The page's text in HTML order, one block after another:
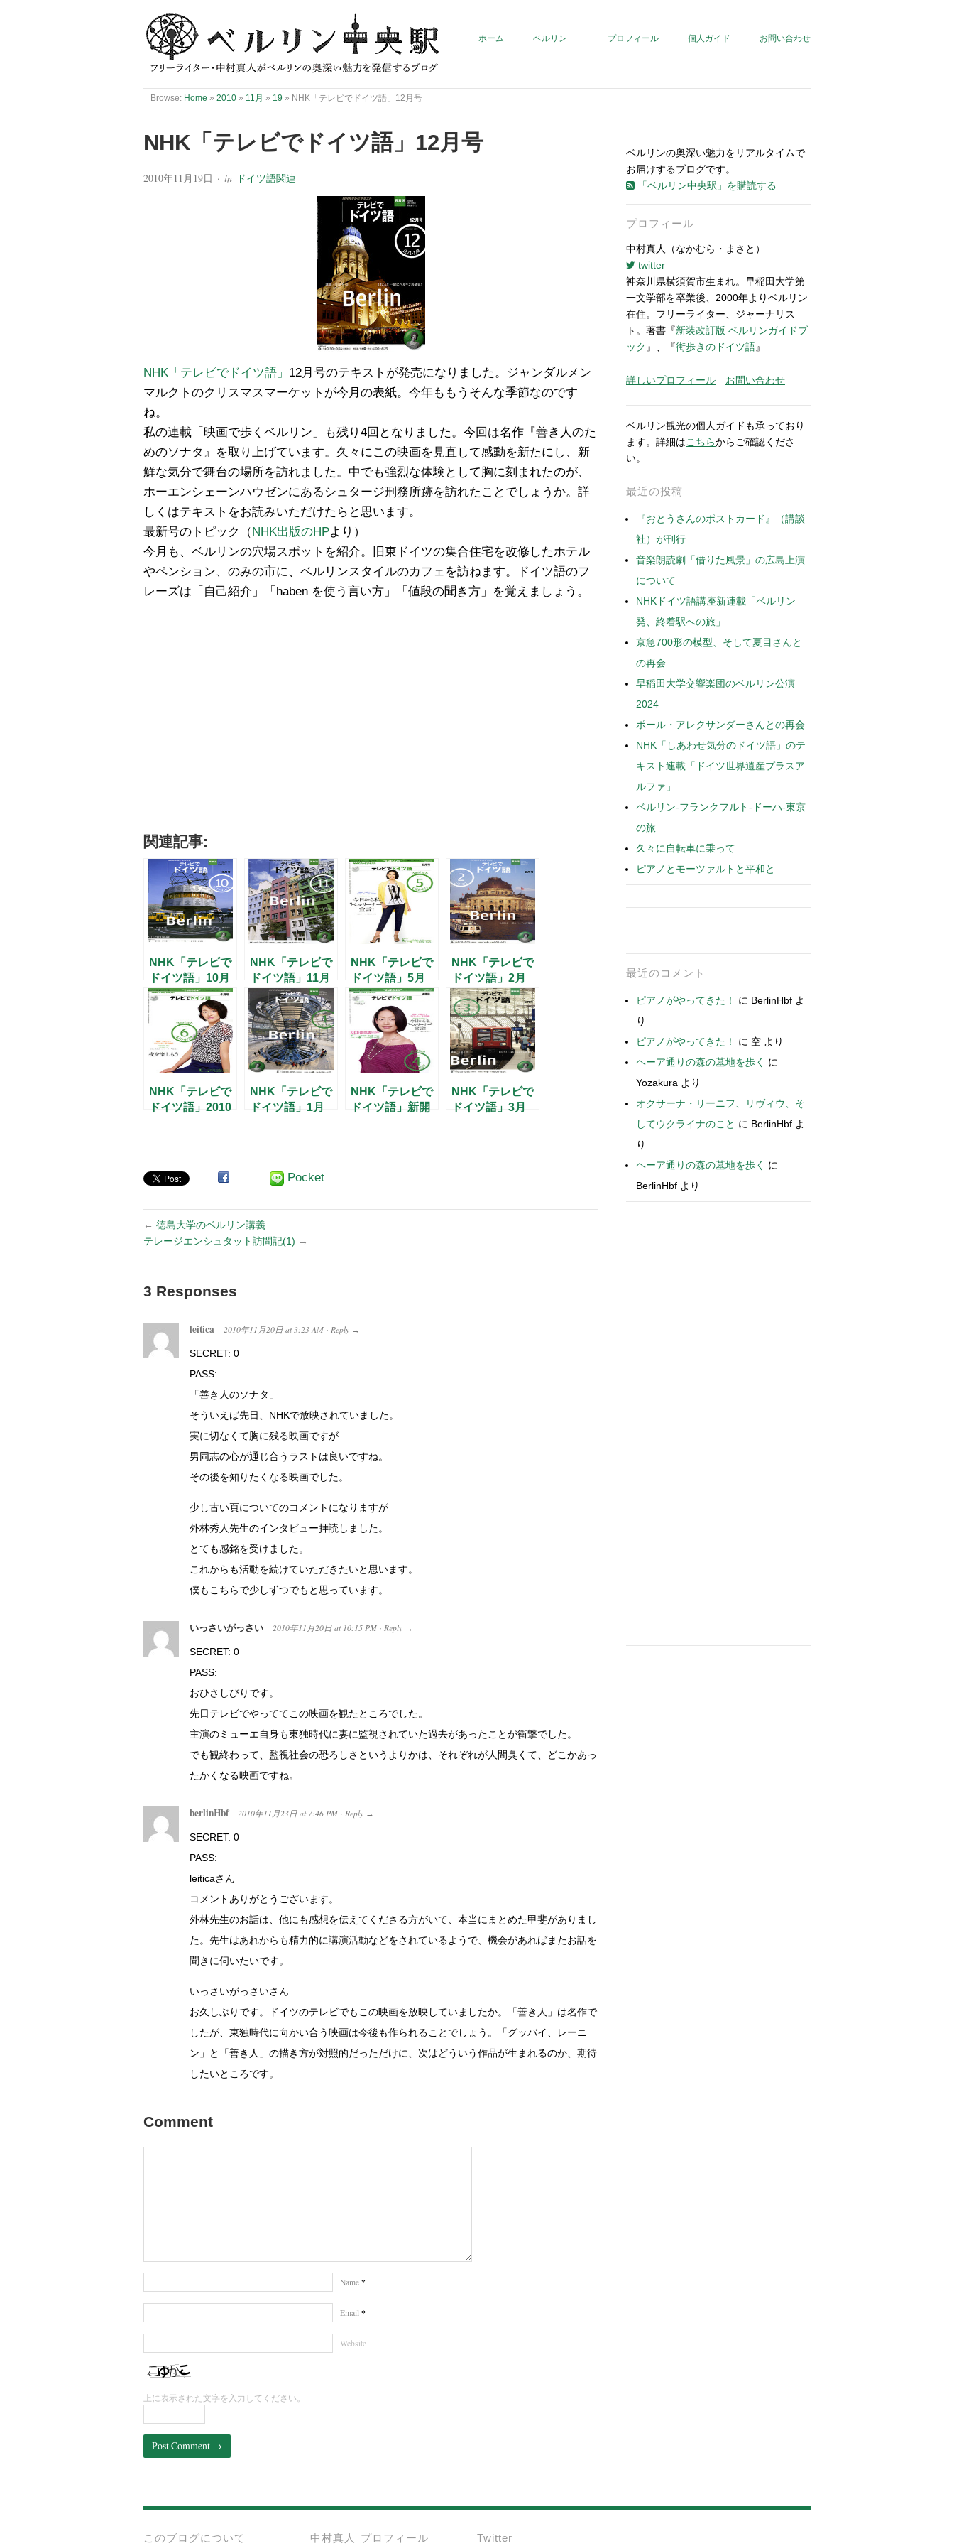
ホーム ベルリン プロフィール 個人ガイド お問い合わせ
Browse: Home » 2010 » 11月 » 19 » NHK「テレビでドイツ語」12月号
NHK「テレビでドイツ語」12月号
2010年11月19日 · in ドイツ語関連
NHK「テレビでドイツ語」 12月号のテキストが発売になりました。ジャンダルメン
マルクトのクリスマスマーケットが今月の表紙。今年ももうそんな季節なのです
ね。
私の連載「映画で歩くベルリン」も残り4回となりました。今回は名作『善き人のた
めのソナタ』を取り上げています。久々にこの映画を見直して感動を新たにし、新
鮮な気分で舞台の場所を訪れました。中でも強烈な体験として胸に刻まれたのが、
ホーエンシェーンハウゼンにあるシュタージ刑務所跡を訪れたことでしょうか。詳
しくはテキストをお読みいただけたらと思います。
最新号のトピック（NHK出版のHPより）
今月も、ベルリンの穴場スポットを紹介。旧東ドイツの集合住宅を改修したホテル
やペンション、のみの市に、ベルリンスタイルのカフェを訪ねます。ドイツ語のフ
レーズは「自己紹介」「haben を使う言い方」「値段の聞き方」を覚えましょう。
関連記事:
NHK「テレビで
ドイツ語」10月
号
NHK「テレビで
ドイツ語」11月
NHK「テレビで
ドイツ語」5月
号
NHK「テレビで
ドイツ語」2月
号
NHK「テレビで
ドイツ語」2010
NHK「テレビで
ドイツ語」1月
NHK「テレビで
ドイツ語」新開
NHK「テレビで
ドイツ語」3月
Pocket
← 徳島大学のベルリン講義
テレージエンシュタット訪問記(1) →
3 Responses
leitica 2010年11月20日 at 3:23 AM · Reply →
SECRET: 0
PASS:
「善き人のソナタ」
そういえば先日、NHKで放映されていました。
実に切なくて胸に残る映画ですが
男同志の心が通じ合うラストは良いですね。
その後を知りたくなる映画でした。
少し古い頁についてのコメントになりますが
外林秀人先生のインタビュー拝読しました。
とても感銘を受けました。
これからも活動を続けていただきたいと思います。
僕もこちらで少しずつでもと思っています。
いっさいがっさい 2010年11月20日 at 10:15 PM · Reply →
SECRET: 0
PASS:
おひさしびりです。
先日テレビでやっててこの映画を観たところでした。
主演のミューエ自身も東独時代に妻に監視されていた過去があったことが衝撃でした。
でも観終わって、監視社会の恐ろしさというよりかは、それぞれが人間臭くて、どこかあっ
たかくなる映画ですね。
berlinHbf 2010年11月23日 at 7:46 PM · Reply →
SECRET: 0
PASS:
leiticaさん
コメントありがとうございます。
外林先生のお話は、他にも感想を伝えてくださる方がいて、本当にまとめた甲斐がありまし
た。先生はあれからも精力的に講演活動などをされているようで、機会があればまたお話を
聞きに伺いたいです。
いっさいがっさいさん
お久しぶりです。ドイツのテレビでもこの映画を放映していましたか。「善き人」は名作で
したが、東独時代に向かい合う映画は今後も作られることでしょう。「グッバイ、レーニ
ン」と「善き人」の描き方が対照的だっただけに、次はどういう作品が生まれるのか、期待
したいところです。
Comment
Name *
Email *
Website
上に表示された文字を入力してください。
ベルリンの奥深い魅力をリアルタイムで
お届けするブログです。
「ベルリン中央駅」を購読する
プロフィール
中村真人（なかむら・まさと）
twitter
神奈川県横須賀市生まれ。早稲田大学第
一文学部を卒業後、2000年よりベルリン
在住。フリーライター、ジャーナリス
ト。著書『新装改訂版 ベルリンガイドブ
ック 』、『街歩きのドイツ語』
詳しいプロフィール お問い合わせ
ベルリン観光の個人ガイドも承っており
ます。詳細はこちらからご確認くださ
い。
最近の投稿
『おとうさんのポストカード』（講談
社）が刊行
音楽朗読劇「借りた風景」の広島上演
について
NHKドイツ語講座新連載「ベルリン
発、終着駅への旅」
京急700形の模型、そして夏目さんと
の再会
早稲田大学交響楽団のベルリン公演
2024
ポール・アレクサンダーさんとの再会
NHK「しあわせ気分のドイツ語」のテ
キスト連載「ドイツ世界遺産プラスア
ルファ」
ベルリン-フランクフルト-ドーハ-東京
の旅
久々に自転車に乗って
ピアノとモーツァルトと平和と
最近のコメント
ピアノがやってきた！ に BerlinHbf よ
り
ピアノがやってきた！
に 空 より
ヘーア通りの森の墓地を歩く
に
Yozakura より
オクサーナ・リーニフ、リヴィウ、そ
してウクライナのこと に BerlinHbf よ
り
ヘーア通りの森の墓地を歩く
に
BerlinHbf より
このブログについて 中村真人 プロフィール Twitter